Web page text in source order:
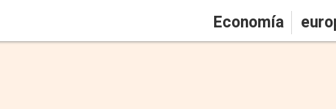
Economía